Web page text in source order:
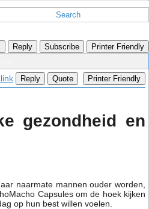
Search
Reply Subscribe Printer Friendly
Reply Quote Printer Friendly
gezondheid en
naarmate mannen ouder worden,
Capsules om de hoek kijken
op hun best willen voelen.